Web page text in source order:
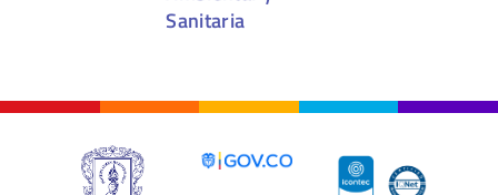
Sanitaria